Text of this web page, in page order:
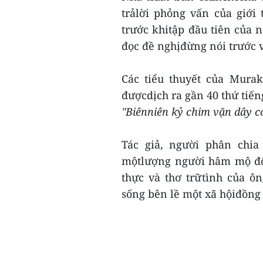
trảlời phỏng vấn của
trước khitập đầu tiên của
đọc đề nghịđừng nói trước
Các tiểu thuyết của
đượcdịch ra gần 40 thứ
"Biênniên kỷ chim vặn dây
Tác giả, người phân
mộtlượng người hâm mộ
thực và thơ trữtình của
sống bên lề một xã